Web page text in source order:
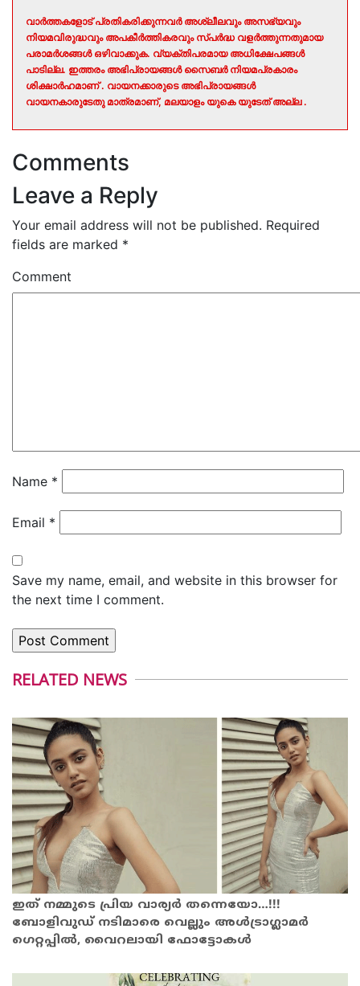
വാർത്തകളോട് പ്രതികരിക്കുന്നവർ അശ്ലീലവും അസഭ്യവും
നിയമവിരുദ്ധവും അപകീർത്തികരവും സ്പർദ്ധ വളർത്തുന്നതുമായ
പരാമർശങ്ങൾ ഒഴിവാക്കുക. വ്യക്തിപരമായ അധിക്ഷേപങ്ങൾ
പാടില്ല. ഇത്തരം അഭിപ്രായങ്ങൾ സൈബർ നിയമപ്രകാരം
ശിക്ഷാർഹമാണ് . വായനക്കാരുടെ അഭിപ്രായങ്ങൾ
വായനകാരുടേതു മാത്രമാണ്, മലയാളം യുകെ യുടേത് അല്ല .
Comments
Leave a Reply
Your email address will not be published. Required
fields are marked *
Comment
Name *
Email *
Save my name, email, and website in this browser for
the next time I comment.
RELATED NEWS
ഇത് നമ്മുടെ പ്രിയ വാര്യര്‍ തന്നെയോ…!!!
ബോളിവുഡ് നടിമാരെ വെല്ലും അള്‍ട്രാഗ്ലാമര്‍
ഗെറ്റപ്പില്‍, വൈറലായി ഫോട്ടോകള്‍